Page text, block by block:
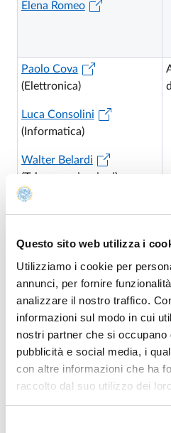
Questo sito web utilizza i
Utilizziamo i cookie per
annunci, per fornire
analizzare il nostro traffico.
informazioni sul modo in cui
nostri partner che si occupano
pubblicità e social media, i
con altre informazioni che ha
raccolto dal suo utilizzo dei
Elena Romeo
Paolo Cova
(Elettronica)
Luca Consolini
(Informatica)
Walter Belardi
(Telecomunicazioni)
Corrado Guarino Lo Bianco
Marco Maretto
Davide Righini
Eleonora Fiore